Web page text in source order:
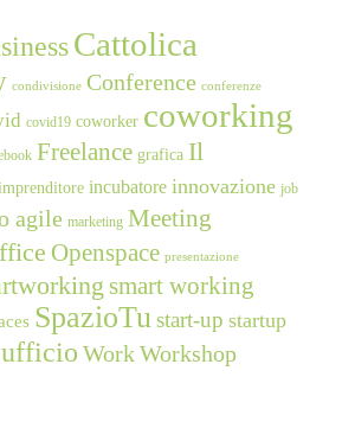
Cattolica
condivisione Conference conferenze
covid19 coworker coworking
Freelance grafica Il
incubatore innovazione job
agile marketing Meeting
Openspace presentazione
smart working
SpazioTustart-up startup
ufficio WorkWorkshop